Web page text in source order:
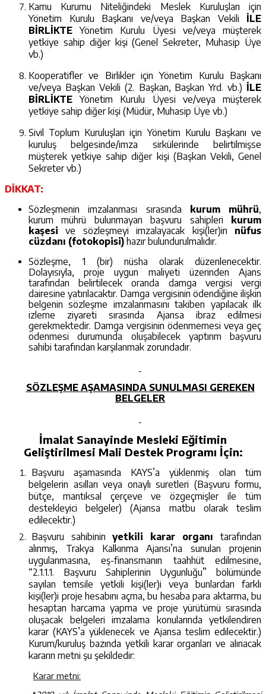
Kamu Kurumu Niteliğindeki Meslek Kuruluşları için
Yönetim Kurulu Başkanı ve/veya Başkan Vekili İLE
BİRLİKTE Yönetim Kurulu Üyesi ve/veya müşterek
yetkiye sahip diğer kişi (Genel Sekreter, Muhasip Üye
vb.)
Kooperatifler ve Birlikler için Yönetim Kurulu Başkanı
ve/veya Başkan Vekili (2. Başkan, Başkan Yrd. vb.) İLE
BİRLİKTE Yönetim Kurulu Üyesi ve/veya müşterek
yetkiye sahip diğer kişi (Müdür, Muhasip Üye vb.)
Sivil Toplum Kuruluşları için Yönetim Kurulu Başkanı ve
kuruluş belgesinde/imza sirkülerinde belirtilmişse
müşterek yetkiye sahip diğer kişi (Başkan Vekili, Genel
Sekreter vb.)
DİKKAT:
Sözleşmenin imzalanması sırasında
kurum mührü,
kurum mührü bulunmayan başvuru sahipleri
kurum
kaşesi ve sözleşmeyi imzalayacak kişi(ler)in nüfus
cüzdanı (fotokopisi) hazır bulundurulmalıdır.
Sözleşme, 1 (bir) nüsha olarak düzenlenecektir.
Dolayısıyla, proje uygun maliyeti üzerinden Ajans
tarafından belirtilecek oranda damga vergisi vergi
dairesine yatırılacaktır. Damga vergisinin ödendiğine ilişkin
belgenin sözleşme imzalanmasını takiben yapılacak ilk
izleme ziyareti sırasında Ajansa ibraz edilmesi
gerekmektedir. Damga vergisinin ödenmemesi veya geç
ödenmesi durumunda oluşabilecek yaptırım başvuru
sahibi tarafından karşılanmak zorundadır.
SÖZLEŞME AŞAMASINDA SUNULMASI GEREKEN
BELGELER
İmalat Sanayinde Mesleki Eğitimin
Geliştirilmesi Mali Destek Programı İçin:
Başvuru aşamasında KAYS’a yüklenmiş olan tüm
belgelerin asılları veya onaylı suretleri (Başvuru formu,
bütçe, mantıksal çerçeve ve özgeçmişler ile tüm
destekleyici belgeler) (Ajansa matbu olarak teslim
edilecektir.)
Başvuru sahibininyetkili karar organı tarafından
alınmış, Trakya Kalkınma Ajansı’na sunulan projenin
uygulanmasına, eş-finansmanın taahhüt edilmesine,
“2.1.1.1. Başvuru Sahiplerinin Uygunluğu” bölümünde
sayılan temsile yetkili kişi(ler)i veya bunlardan farklı
kişi(ler)i proje hesabını açma, bu hesaba para aktarma, bu
hesaptan harcama yapma ve proje yürütümü sırasında
oluşacak belgeleri imzalama konularında yetkilendiren
karar (KAYS’a yüklenecek ve Ajansa teslim edilecektir.)
Kurum/kuruluş bazında yetkili karar organları ve alınacak
kararın metni şu şekildedir:
Karar metni: